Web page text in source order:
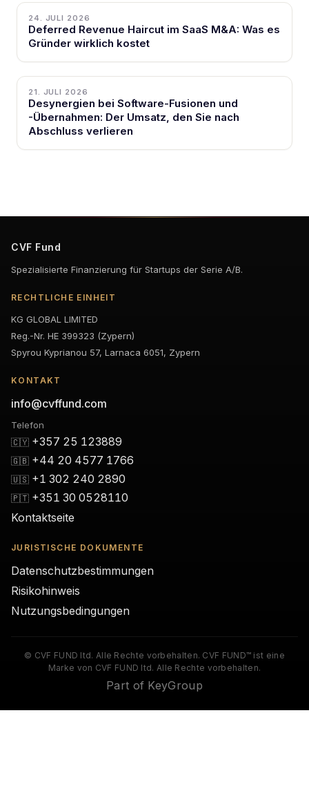
24. JULI 2026
Deferred Revenue Haircut im SaaS M&A: Was es
Gründer wirklich kostet
21. JULI 2026
Desynergien bei Software-Fusionen und
-Übernahmen: Der Umsatz, den Sie nach
Abschluss verlieren
CVF Fund
Spezialisierte Finanzierung für Startups der Serie A/B.
RECHTLICHE EINHEIT
KG GLOBAL LIMITED
Reg.-Nr. HE 399323 (Zypern)
Spyrou Kyprianou 57, Larnaca 6051, Zypern
KONTAKT
info@cvffund.com
Telefon
🇨🇾 +357 25 123889
🇬🇧 +44 20 4577 1766
🇺🇸 +1 302 240 2890
🇵🇹 +351 30 0528110
Kontaktseite
JURISTISCHE DOKUMENTE
Datenschutzbestimmungen
Risikohinweis
Nutzungsbedingungen
© CVF FUND ltd. Alle Rechte vorbehalten. CVF FUND™ ist eine
Marke von CVF FUND ltd. Alle Rechte vorbehalten.
Part of KeyGroup